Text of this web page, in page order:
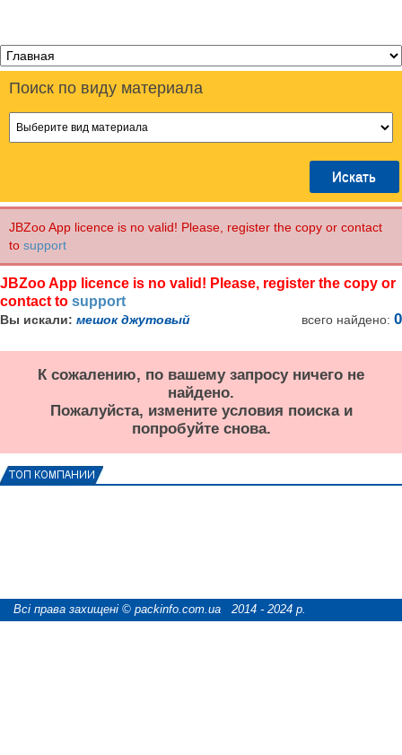
Поиск по виду материала
JBZoo App licence is no valid! Please, register the copy or contact
to support
JBZoo App licence is no valid! Please, register the copy or
contact to support
всего найдено: 0
Вы искали: мешок джутовый
К сожалению, по вашему запросу ничего не
найдено.
Пожалуйста, измените условия поиска и
попробуйте снова.
Всі права захищені © packinfo.com.ua 2014 - 2024 р.